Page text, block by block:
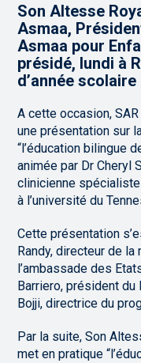
Son Altesse
Asmaa,
Asmaa pour
présidé, lundi à
d’année
A cette occasion,
une présentation sur
“l’éducation bilingue
animée par Dr Cheryl
clinicienne
à l’université du
Cette présentation
Randy, directeur de
l’ambassade des
Barriero, président
Bojji, directrice du
Par la suite, Son
met en pratique